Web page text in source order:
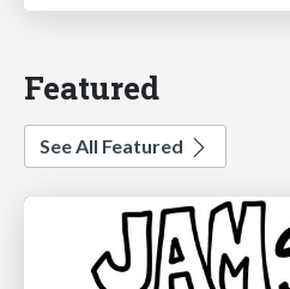
Featured
See All Featured